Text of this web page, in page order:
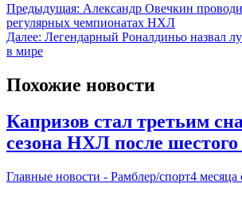
Предыдущая: Александр Овечкин
регулярных чемпионатах НХЛ
Далее: Легендарный Роналдиньо назвал
в мире
Похожие новости
Капризов стал третьим
сезона НХЛ после шестого
Главные новости - Рамблер/спорт4 месяца